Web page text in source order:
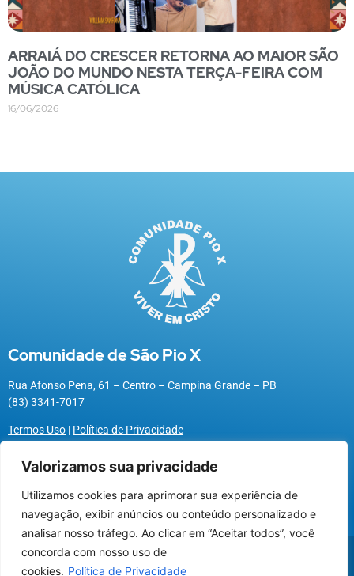
Utilizamos cookies para oferecer melhor
experiência, melhorar o desempenho, analisar
como você interage em nosso site e
personalizar conteúdo.
Valorizamos sua privacidade
Utilizamos cookies para aprimorar sua experiência de
navegação, exibir anúncios ou conteúdo personalizado e
analisar nosso tráfego. Ao clicar em “Aceitar todos”, você
concorda com nosso uso de
cookies. Política de Privacidade
ARRAIÁ DO CRESCER RETORNA AO MAIOR SÃO
JOÃO DO MUNDO NESTA TERÇA-FEIRA COM
MÚSICA CATÓLICA
16/06/2026
Comunidade de São Pio X
Rua Afonso Pena, 61 – Centro – Campina Grande – PB
(83) 3341-7017
Termos Uso | Política de Privacidade
@2026 Associação Carismática Católica São Pio X
Desenvolvido pelaROX